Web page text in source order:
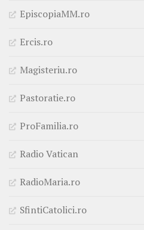
EpiscopiaMM.ro
Ercis.ro
Magisteriu.ro
Pastoratie.ro
ProFamilia.ro
Radio Vatican
RadioMaria.ro
SfintiCatolici.ro